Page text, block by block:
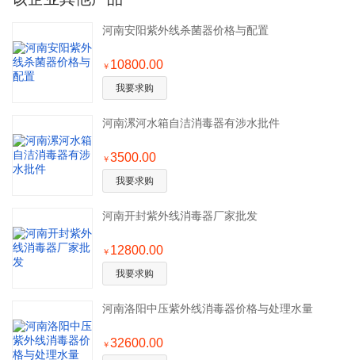
河南安阳紫外线杀菌器价格与配置
￥ 10800.00
我要求购
河南漯河水箱自洁消毒器有涉水批件
￥3500.00
我要求购
河南开封紫外线消毒器厂家批发
￥ 12800.00
我要求购
河南洛阳中压紫外线消毒器价格与处理水量
￥32600.00